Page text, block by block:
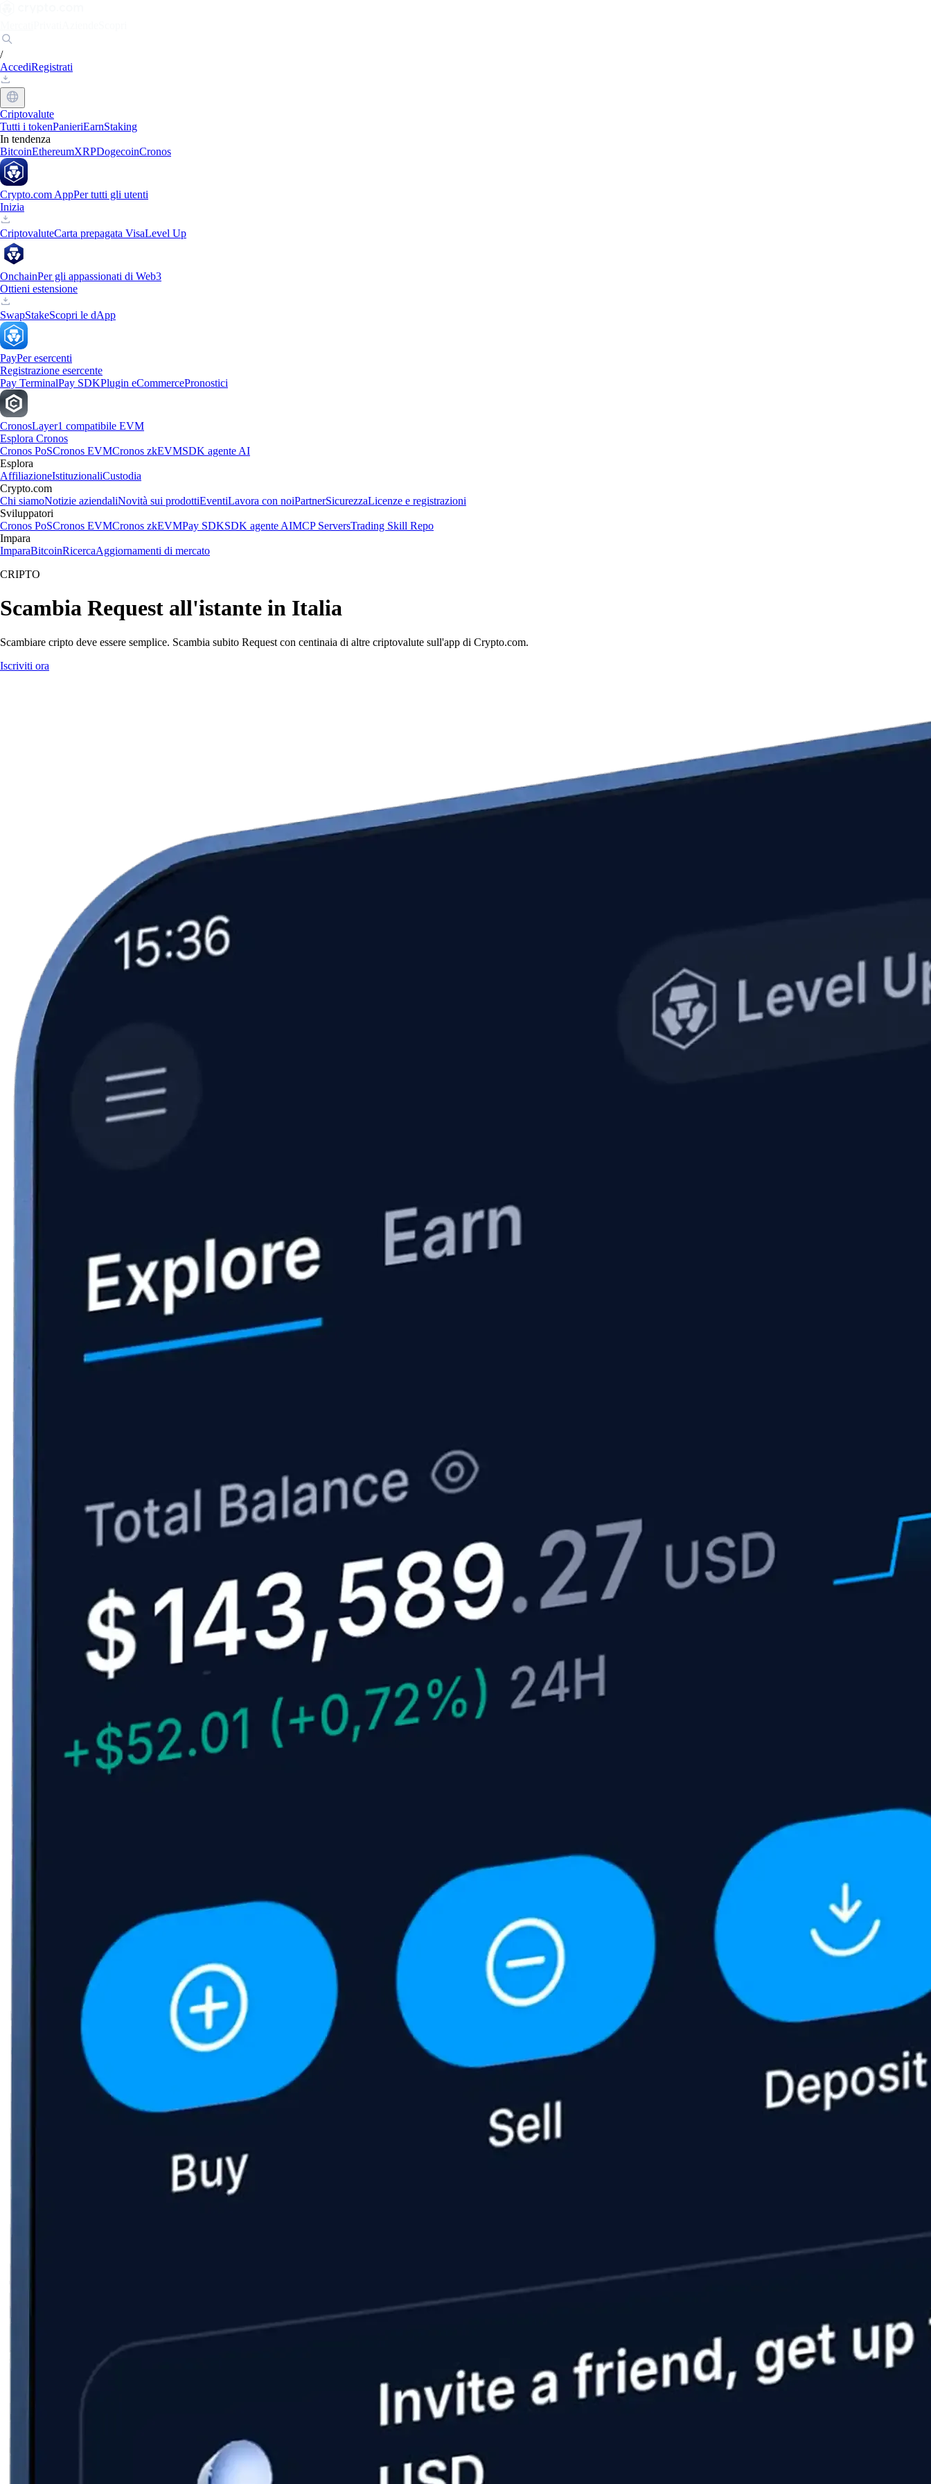
/
AccediRegistrati
Criptovalute
Tutti i tokenPanieriEarnStaking
In tendenza
BitcoinEthereumXRPDogecoinCronos
Crypto.com AppPer tutti gli utenti
Inizia
CriptovaluteCarta prepagata VisaLevel Up
OnchainPer gli appassionati di Web3
Ottieni estensione
SwapStakeScopri le dApp
PayPer esercenti
Registrazione esercente
Pay TerminalPay SDKPlugin eCommercePronostici
CronosLayer1 compatibile EVM
Esplora Cronos
Cronos PoSCronos EVMCronos zkEVMSDK agente AI
Esplora
AffiliazioneIstituzionaliCustodia
Crypto.com
Chi siamoNotizie aziendaliNovità sui prodottiEventiLavora con noiPartnerSicurezzaLicenze e registrazioni
Sviluppatori
Cronos PoSCronos EVMCronos zkEVMPay SDKSDK agente AIMCP ServersTrading Skill Repo
Impara
ImparaBitcoinRicercaAggiornamenti di mercato
CRIPTO
Scambia Request all'istante in Italia
Scambiare cripto deve essere semplice. Scambia subito Request con centinaia di altre criptovalute sull'app di Crypto.com.
Iscriviti ora